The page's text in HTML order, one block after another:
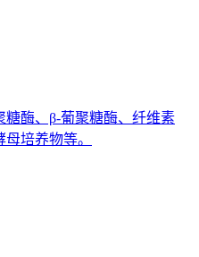
酶、β-葡聚糖酶、纤维素
培养物等。